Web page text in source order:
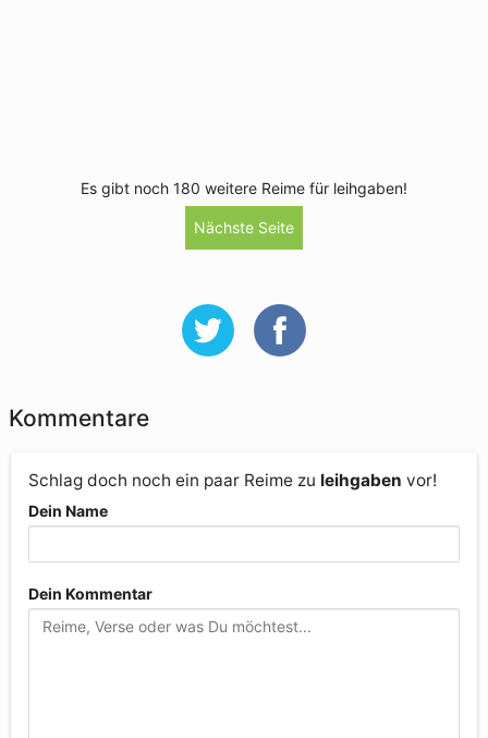
Es gibt noch 180 weitere Reime für leihgaben!
Nächste Seite
Kommentare
Schlag doch noch ein paar Reime zu leihgaben vor!
Dein Name
Dein Kommentar